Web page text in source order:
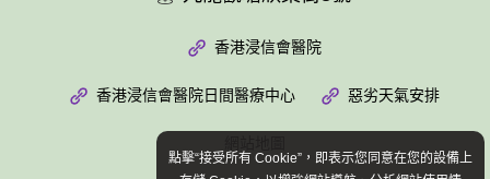
香港浸信會醫院
香港浸信會醫院日間醫療中心 惡劣天氣安排
點擊“接受所有 Cookie”，即表示您同意在您的設備上